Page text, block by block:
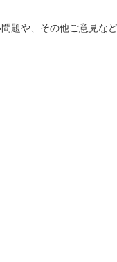
題や、その他ご意見な